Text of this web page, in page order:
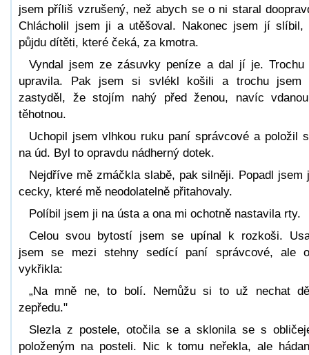
jsem příliš vzrušený, než abych se o ni staral
Chlácholil jsem ji a utěšoval. Nakonec jsem jí slíbil,
půjdu dítěti, které čeká, za kmotra.
Vyndal jsem ze zásuvky peníze a dal jí je. Trochu
upravila. Pak jsem si svlékl košili a trochu jsem
zastyděl, že stojím nahý před ženou, navíc
těhotnou.
Uchopil jsem vlhkou ruku paní správcové a položil
na úd. Byl to opravdu nádherný dotek.
Nejdříve mě zmáčkla slabě, pak silněji. Popadl jsem
cecky, které mě neodolatelně přitahovaly.
Políbil jsem ji na ústa a ona mi ochotně nastavila rty.
Celou svou bytostí jsem se upínal k rozkoši.
jsem se mezi stehny sedící paní správcové, ale
vykřikla:
„Na mně ne, to bolí. Nemůžu si to už nechat
zepředu."
Slezla z postele, otočila se a sklonila se s
položeným na posteli. Nic k tomu neřekla, ale